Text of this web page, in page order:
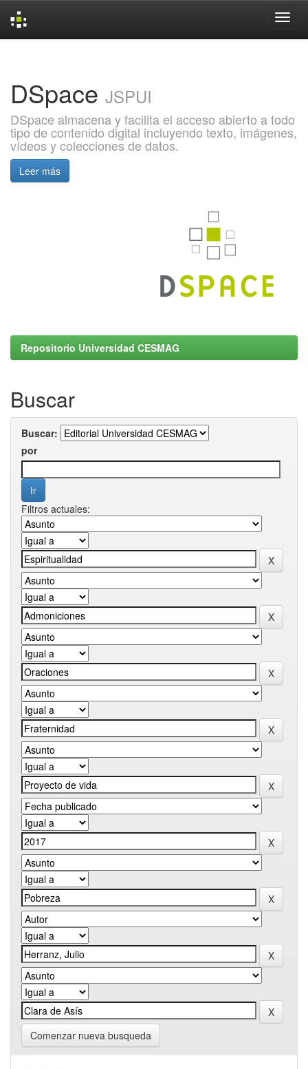
DSpace JSPUI
DSpace almacena y facilita el acceso abierto a todo
tipo de contenido digital incluyendo texto, imágenes,
vídeos y colecciones de datos.
Leer más
Repositorio Universidad CESMAG
Buscar
Buscar:
por
Filtros actuales:
Comenzar nueva busqueda